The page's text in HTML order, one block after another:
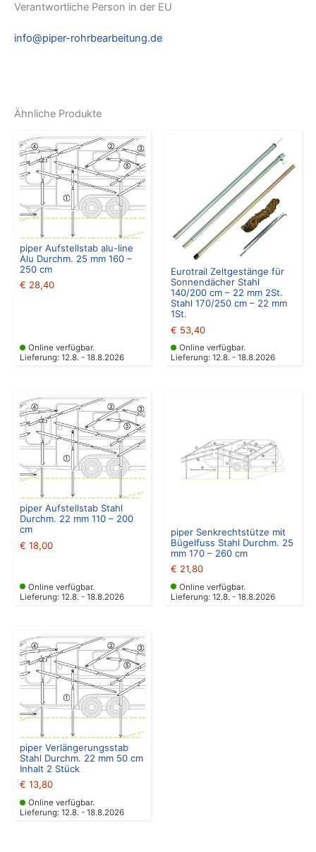
Verantwortliche Person in der EU
info@piper-rohrbearbeitung.de
Ähnliche Produkte
piper Aufstellstab alu-line
Alu Durchm. 25 mm 160 –
250 cm
€ 28,40
Online verfügbar.
Lieferung: 12.8. - 18.8.2026
Eurotrail Zeltgestänge für
Sonnendächer Stahl
140/200 cm – 22 mm 2St.
Stahl 170/250 cm – 22 mm
1St.
€ 53,40
Online verfügbar.
Lieferung: 12.8. - 18.8.2026
piper Aufstellstab Stahl
Durchm. 22 mm 110 – 200
cm
€ 18,00
Online verfügbar.
Lieferung: 12.8. - 18.8.2026
piper Senkrechtstütze mit
Bügelfuss Stahl Durchm. 25
mm 170 – 260 cm
€ 21,80
Online verfügbar.
Lieferung: 12.8. - 18.8.2026
piper Verlängerungsstab
Stahl Durchm. 22 mm 50 cm
Inhalt 2 Stück
€ 13,80
Online verfügbar.
Lieferung: 12.8. - 18.8.2026